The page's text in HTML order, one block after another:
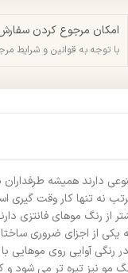
امکان مرجوع کردن
با توجه به قوانین و شرایط
دارند همیشه طرفداران
تنها کار وقت گیری
که یکی از اجزای ضروری